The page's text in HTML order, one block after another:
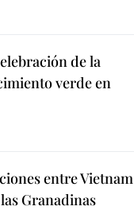
de la
verde en
entre Vietnam
Granadinas